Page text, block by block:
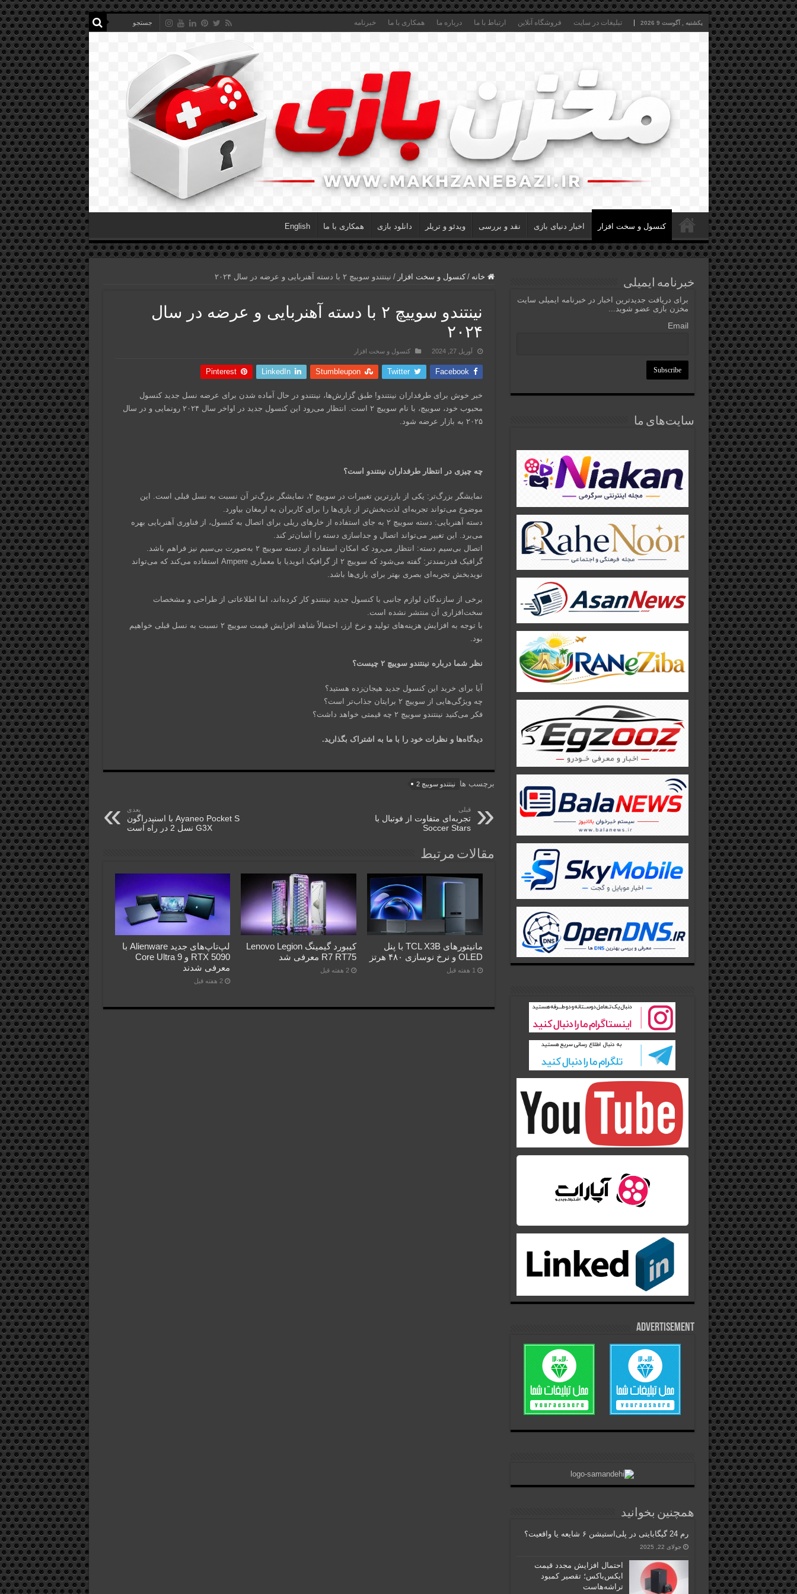
یکشنبه , آگوست 9 2026 تبلیغات در سایت فروشگاه آنلاین ارتباط با ما درباره ما همکاری با ما خبرنامه
کنسول و سخت افزار اخبار دنیای بازی نقد و بررسی ویدئو و تریلر دانلود بازی همکاری با ما English
خانه / کنسول و سخت افزار / نینتندو سوییچ ۲ با دسته آهنربایی و عرضه در سال ۲۰۲۴
نینتندو سوییچ ۲ با دسته آهنربایی و عرضه در سال
۲۰۲۴
آوریل 27, 2024 کنسول و سخت افزار
Facebook
Twitter
Stumbleupon
LinkedIn
Pinterest
خبر خوش برای طرفداران نینتندو! طبق گزارش‌ها، نینتندو در حال آماده شدن برای عرضه نسل جدید کنسول
محبوب خود، سوییچ، با نام سوییچ ۲ است. انتظار می‌رود این کنسول جدید در اواخر سال ۲۰۲۴ رونمایی و در سال
۲۰۲۵ به بازار عرضه شود.
چه چیزی در انتظار طرفداران نینتندو است؟
نمایشگر بزرگ‌تر: یکی از بارزترین تغییرات در سوییچ ۲، نمایشگر بزرگ‌تر آن نسبت به نسل قبلی است. این
موضوع می‌تواند تجربه‌ای لذت‌بخش‌تر از بازی‌ها را برای کاربران به ارمغان بیاورد.
دسته آهنربایی: دسته سوییچ ۲ به جای استفاده از خارهای ریلی برای اتصال به کنسول، از فناوری آهنربایی بهره
می‌برد. این تغییر می‌تواند اتصال و جداسازی دسته را آسان‌تر کند.
اتصال بی‌سیم دسته: انتظار می‌رود که امکان استفاده از دسته سوییچ ۲ به‌صورت بی‌سیم نیز فراهم باشد.
گرافیک قدرتمندتر: گفته می‌شود که سوییچ ۲ از گرافیک انویدیا با معماری Ampere استفاده می‌کند که می‌تواند
نویدبخش تجربه‌ای بصری بهتر برای بازی‌ها باشد.
برخی از سازندگان لوازم جانبی با کنسول جدید نینتندو کار کرده‌اند، اما اطلاعاتی از طراحی و مشخصات
سخت‌افزاری آن منتشر نشده است.
با توجه به افزایش هزینه‌های تولید و نرخ ارز، احتمالاً شاهد افزایش قیمت سوییچ ۲ نسبت به نسل قبلی خواهیم
بود.
نظر شما درباره نینتندو سوییچ ۲ چیست؟
آیا برای خرید این کنسول جدید هیجان‌زده هستید؟
چه ویژگی‌هایی از سوییچ ۲ برایتان جذاب‌تر است؟
فکر می‌کنید نینتندو سوییچ ۲ چه قیمتی خواهد داشت؟
دیدگاه‌ها و نظرات خود را با ما به اشتراک بگذارید.
برچسب ها نینتندو سوییچ 2
قبلی
تجربه‌ای متفاوت از فوتبال با
Soccer Stars
بعدی
Ayaneo Pocket S با اسنپدراگون
G3X نسل 2 در راه است
مقالات مرتبط
مانیتورهای TCL X3B با پنل
OLED و نرخ نوسازی ۴۸۰ هرتز
1 هفته قبل
کیبورد گیمینگ Lenovo Legion
R7 RT75 معرفی شد
2 هفته قبل
لپ‌تاپ‌های جدید Alienware با
RTX 5090 و Core Ultra 9
معرفی شدند
2 هفته قبل
خبرنامه ایمیلی
برای دریافت جدیدترین اخبار در خبرنامه ایمیلی سایت
مخزن بازی عضو شوید...
Email
سایت‌های ما
Advertisement
همچنین بخوانید
رم 24 گیگابایتی در پلی‌استیشن ۶ شایعه یا واقعیت؟
جولای 22, 2025
احتمال افزایش مجدد قیمت
ایکس‌باکس؛ تقصیر کمبود
تراشه‌هاست